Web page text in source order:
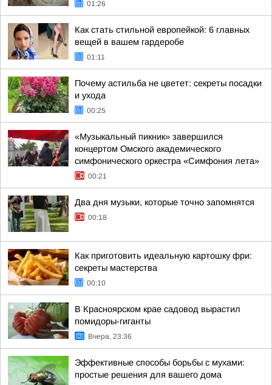
01:26
Как стать стильной европейкой: 6 главных
вещей в вашем гардеробе
01:11
Почему астильба не цветет: секреты посадки
и ухода
00:25
«Музыкальный пикник» завершился
концертом Омского академического
симфонического оркестра «Симфония лета»
00:21
Два дня музыки, которые точно запомнятся
00:18
Как приготовить идеальную картошку фри:
секреты мастерства
00:10
В Красноярском крае садовод вырастил
помидоры-гиганты
Вчера, 23:36
Эффективные способы борьбы с мухами:
простые решения для вашего дома